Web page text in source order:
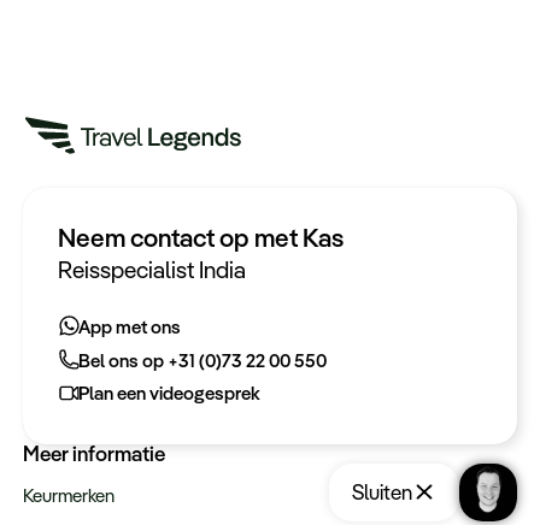
Sluiten
Neem contact op met Kas
Reisspecialist India
App met ons
Bel ons op +31 (0)73 22 00 550
Plan een videogesprek
Heeft u een vraag?
Bel ons op +31 (0)73 22 00 550
Plan een videogesprek
Meer informatie
Keurmerken